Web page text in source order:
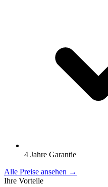
4 Jahre Garantie
Alle Preise ansehen →
Ihre Vorteile